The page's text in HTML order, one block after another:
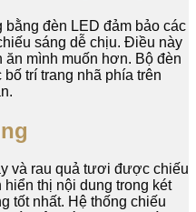
bằng đèn LED đảm bảo các
sáng dễ chịu. Điều này
mình muốn hơn. Bộ đèn
trí trang nhã phía trên
và rau quả tươi được chiếu
thị nội dung trong két
tốt nhất. Hệ thống chiếu